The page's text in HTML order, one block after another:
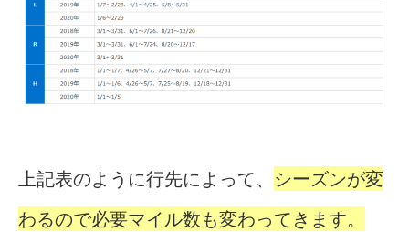
上記表のように行先によって、 シーズンが変
わるので必要マイル数も変わってきます。